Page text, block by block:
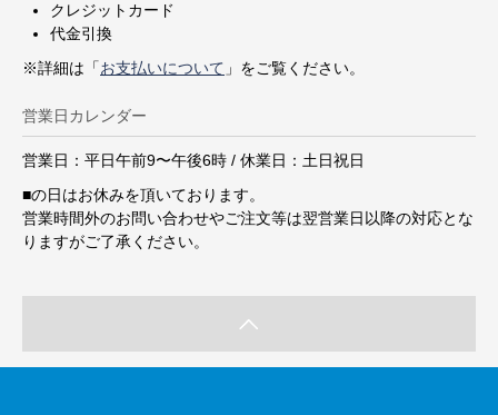
クレジットカード
代金引換
※詳細は「お支払いについて 」をご覧ください。
営業日カレンダー
営業日：平日午前9〜午後6時 / 休業日：土日祝日
■の日はお休みを頂いております。
営業時間外のお問い合わせやご注文等は翌営業日以降の対応とな
りますがご了承ください。